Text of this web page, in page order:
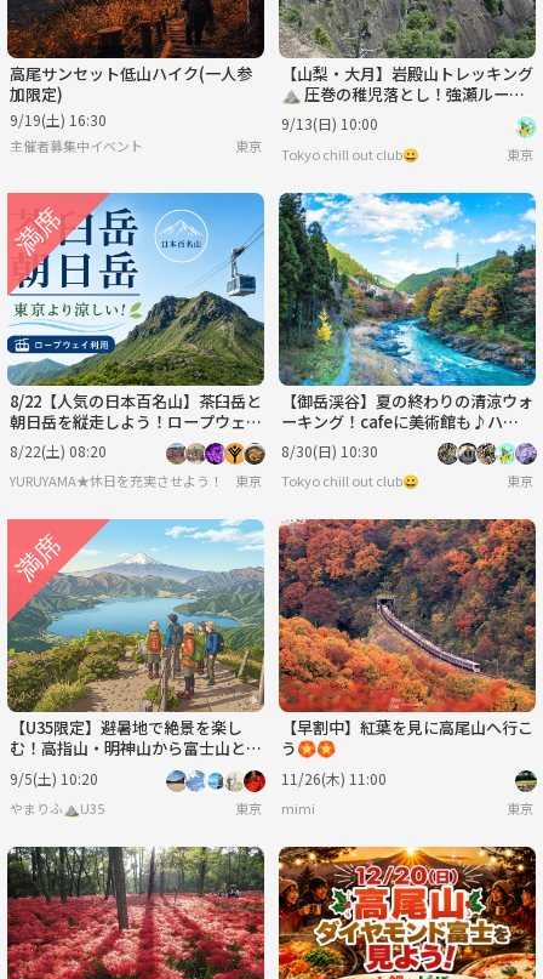
高尾サンセット低山ハイク(一人参
加限定)
9/19(土) 16:30
主催者募集中イベント 東京
【山梨・大月】岩殿山トレッキング
⛰ 圧巻の稚児落とし！強瀬ルー
ト!!
9/13(日) 10:00
Tokyo chill out club😀 東京
8/22【人気の日本百名山】茶臼岳と
朝日岳を縦走しよう！ロープウェイ
利用です！
8/22(土) 08:20
YURUYAMA★休日を充実させよう！（グループ登山サークル）
東京
【御岳渓谷】夏の終わりの清涼ウォ
ーキング！cafeに美術館も♪ハイ
キング初心者オススメ🔰
8/30(日) 10:30
Tokyo chill out club😀 東京
【U35限定】避暑地で絶景を楽し
む！高指山・明神山から富士山と山
中湖を眺めよう！
9/5(土) 10:20
やまりふ⛰️U35 東京
【早割中】紅葉を見に高尾山へ行こ
う🏵️🏵️
11/26(木) 11:00
mimi 東京